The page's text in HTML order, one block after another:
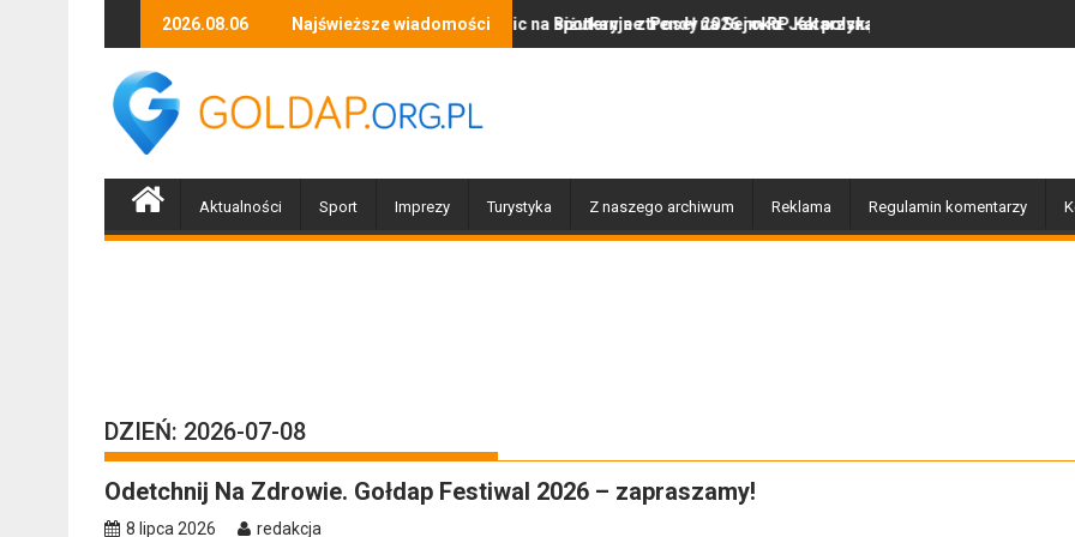
2026.08.06 Najświeższe wiadomości
Zapraszamy mieszkańców Gołdapi i okolic na spotkanie z Poseł na Sejm RP Katarzyną Królak
Biżuteryjne trendy 2026 roku: Jak polska marka olor.pl podbija serca miłośników
Dobiegły końca prace związane z
Aktualności Sport Imprezy Turystyka Z naszego archiwum Reklama Regulamin komentarzy
DZIEŃ: 2026-07-08
Odetchnij Na Zdrowie. Gołdap Festiwal 2026 – zapraszamy!
8 lipca 2026
redakcja